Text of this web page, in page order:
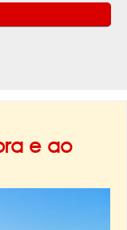
e ao